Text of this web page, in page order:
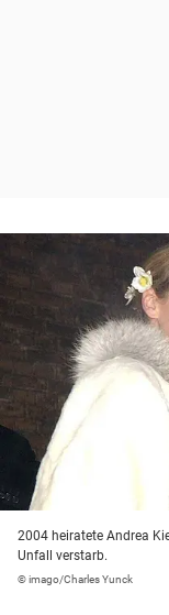
2004 heiratete Andrea
Unfall verstarb.
© imago/Charles Yunck